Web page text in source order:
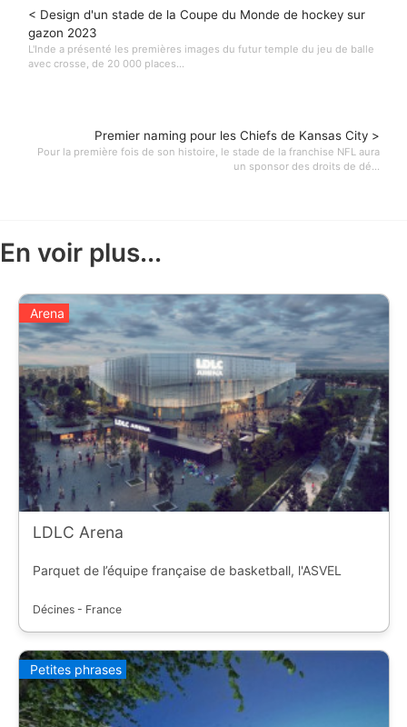
< Design d'un stade de la Coupe du Monde de hockey sur
gazon 2023
L'Inde a présenté les premières images du futur temple du jeu de balle
avec crosse, de 20 000 places...
Premier naming pour les Chiefs de Kansas City >
Pour la première fois de son histoire, le stade de la franchise NFL aura
un sponsor des droits de dé...
En voir plus...
Arena
LDLC Arena
Parquet de l’équipe française de basketball, l'ASVEL
Décines - France
Petites phrases